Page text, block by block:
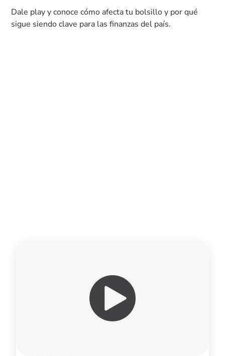
Dale play y conoce cómo afecta tu bolsillo y por qué
sigue siendo clave para las finanzas del país.